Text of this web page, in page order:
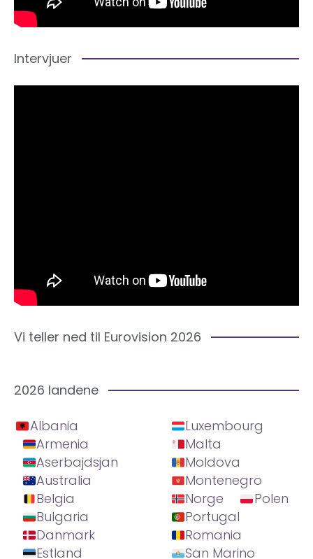
Intervjuer
Vi teller ned til Eurovision 2026
2026 landene
Albania
Armenia
Aserbajdsjan
Australia
Belgia
Bulgaria
Danmark
Estland
Luxembourg
Malta
Moldova
Montenegro
Norge
Polen
Portugal
Romania
San Marino